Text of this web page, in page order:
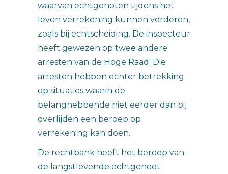
waarvan echtgenoten tijdens het
leven verrekening kunnen vorderen,
zoals bij echtscheiding. De inspecteur
heeft gewezen op twee andere
arresten van de Hoge Raad. Die
arresten hebben echter betrekking
op situaties waarin de
belanghebbende niet eerder dan bij
overlijden een beroep op
verrekening kan doen.
De rechtbank heeft het beroep van
de langstlevende echtgenoot